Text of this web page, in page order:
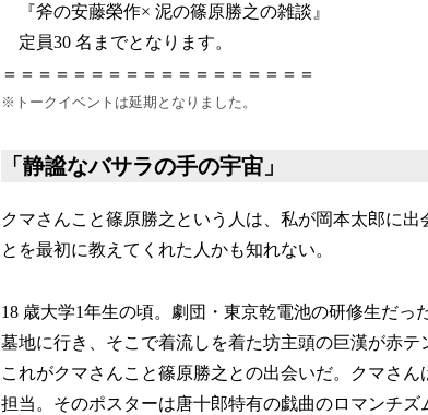
『斧の安藤榮作× 泥の篠原勝之の雑談』
定員30 名までとなります。
＝＝＝＝＝＝＝＝＝＝＝＝＝＝＝＝＝＝
※トークイベントは延期となりました。
「静謐なバサラの手の宇宙」
クマさんこと篠原勝之という人は、私が岡本太郎に
とを最初に教えてくれた人かも知れない。
18 歳大学1年生の頃。劇団・東京乾電池の研修生だ
墓地に行き、そこで着流しを着た坊主頭の巨漢が赤テ
これがクマさんこと篠原勝之との出会いだ。クマさ
担当。そのポスターは唐十郎特有の戯曲のロマンチ